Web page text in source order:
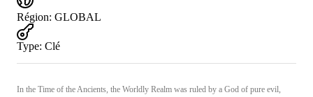
Région: GLOBAL
Type: Clé
In the Time of the Ancients, the Worldly Realm was ruled by a God of pure evil,